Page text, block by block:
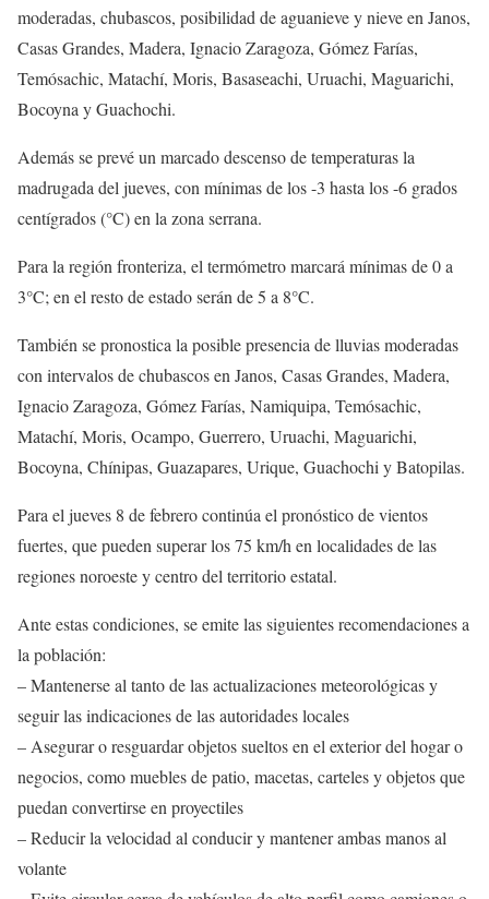
moderadas, chubascos, posibilidad de aguanieve y nieve en Janos,
Casas Grandes, Madera, Ignacio Zaragoza, Gómez Farías,
Temósachic, Matachí, Moris, Basaseachi, Uruachi, Maguarichi,
Bocoyna y Guachochi.
Además se prevé un marcado descenso de temperaturas la
madrugada del jueves, con mínimas de los -3 hasta los -6 grados
centígrados (°C) en la zona serrana.
Para la región fronteriza, el termómetro marcará mínimas de 0 a
3°C; en el resto de estado serán de 5 a 8°C.
También se pronostica la posible presencia de lluvias moderadas
con intervalos de chubascos en Janos, Casas Grandes, Madera,
Ignacio Zaragoza, Gómez Farías, Namiquipa, Temósachic,
Matachí, Moris, Ocampo, Guerrero, Uruachi, Maguarichi,
Bocoyna, Chínipas, Guazapares, Urique, Guachochi y Batopilas.
Para el jueves 8 de febrero continúa el pronóstico de vientos
fuertes, que pueden superar los 75 km/h en localidades de las
regiones noroeste y centro del territorio estatal.
Ante estas condiciones, se emite las siguientes recomendaciones a
la población:
– Mantenerse al tanto de las actualizaciones meteorológicas y
seguir las indicaciones de las autoridades locales
– Asegurar o resguardar objetos sueltos en el exterior del hogar o
negocios, como muebles de patio, macetas, carteles y objetos que
puedan convertirse en proyectiles
– Reducir la velocidad al conducir y mantener ambas manos al
volante